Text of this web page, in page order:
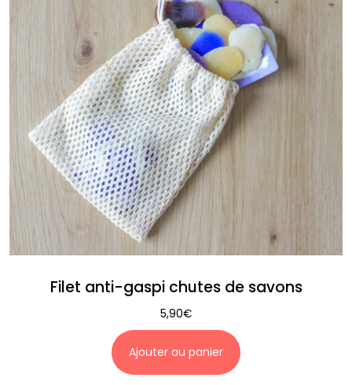
Filet anti-gaspi chutes de savons
5,90€
Ajouter au panier